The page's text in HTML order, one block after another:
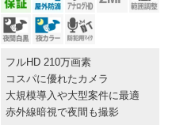
フルHD 210万画素
コスパに優れたカメラ
大規模導入や大型案件に最適
赤外線暗視で夜間も撮影